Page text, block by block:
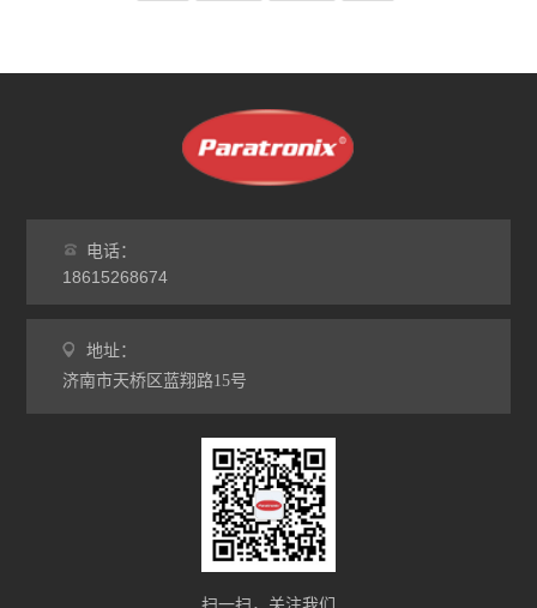
电话：
18615268674
地址：
济南市天桥区蓝翔路15号